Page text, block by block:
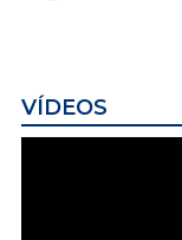
VÍDEOS